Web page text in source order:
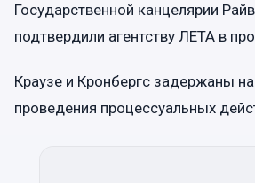
Государственной канцелярии
подтвердили агентству ЛЕТА в
Краузе и Кронбергс задержаны
проведения процессуальных